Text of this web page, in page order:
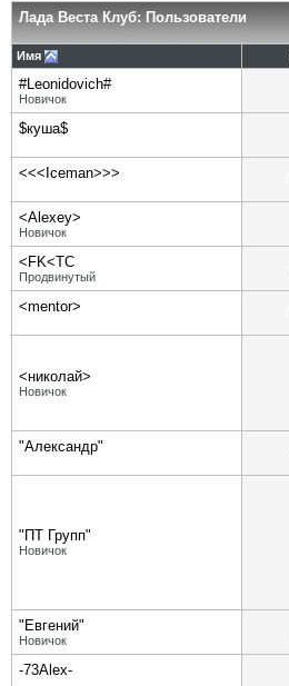
Лада Веста Клуб: Пользователи
Имя
#Leonidovich#
Новичок
$куша$
<<<Iceman>>>
<Alexey>
Новичок
<FK<TC
Продвинутый
<mentor>
<николай>
Новичок
"Александр"
"ПТ Групп"
Новичок
"Евгений"
Новичок
-73Alex-